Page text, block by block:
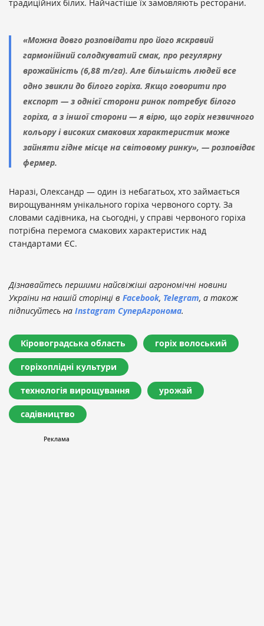
традиційних білих. Найчастіше їх замовляють ресторани.
«Можна довго розповідати про його яскравий
гармонійний солодкуватий смак, про регулярну
врожайність (6,88 т/га). Але більшість людей все
одно звикли до білого горіха. Якщо говорити про
експорт — з однієї сторони ринок потребує білого
горіха, а з іншої сторони — я вірю, що горіх незвичного
кольору і високих смакових характеристик може
зайняти гідне місце на світовому ринку», — розповідає
фермер.
Наразі, Олександр — один із небагатьох, хто займається
вирощуванням унікального горіха червоного сорту. За
словами садівника, на сьогодні, у справі червоного горіха
потрібна перемога смакових характеристик над
стандартами ЄС.
Дізнавайтесь першими найсвіжіші агрономічні новини
України на нашій сторінці в Facebook, Telegram, а також
підписуйтесь на Instagram СуперАгронома.
Кіровоградська область горіх волоський
горіхоплідні культури
технологія вирощування урожай
садівництво